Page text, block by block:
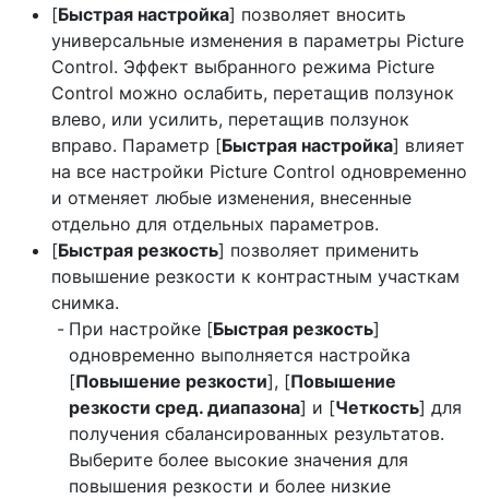
[Быстрая настройка] позволяет вносить
универсальные изменения в параметры Picture
Control. Эффект выбранного режима Picture
Control можно ослабить, перетащив ползунок
влево, или усилить, перетащив ползунок
вправо. Параметр [Быстрая настройка] влияет
на все настройки Picture Control одновременно
и отменяет любые изменения, внесенные
отдельно для отдельных параметров.
[Быстрая резкость] позволяет применить
повышение резкости к контрастным участкам
снимка.
При настройке [Быстрая резкость]
одновременно выполняется настройка
[Повышение резкости], [Повышение
резкости сред. диапазона] и [Четкость] для
получения сбалансированных результатов.
Выберите более высокие значения для
повышения резкости и более низкие